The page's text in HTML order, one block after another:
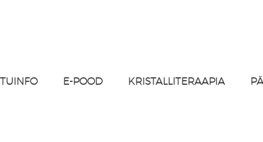
E-POOD KRISTALLITERAAPIA